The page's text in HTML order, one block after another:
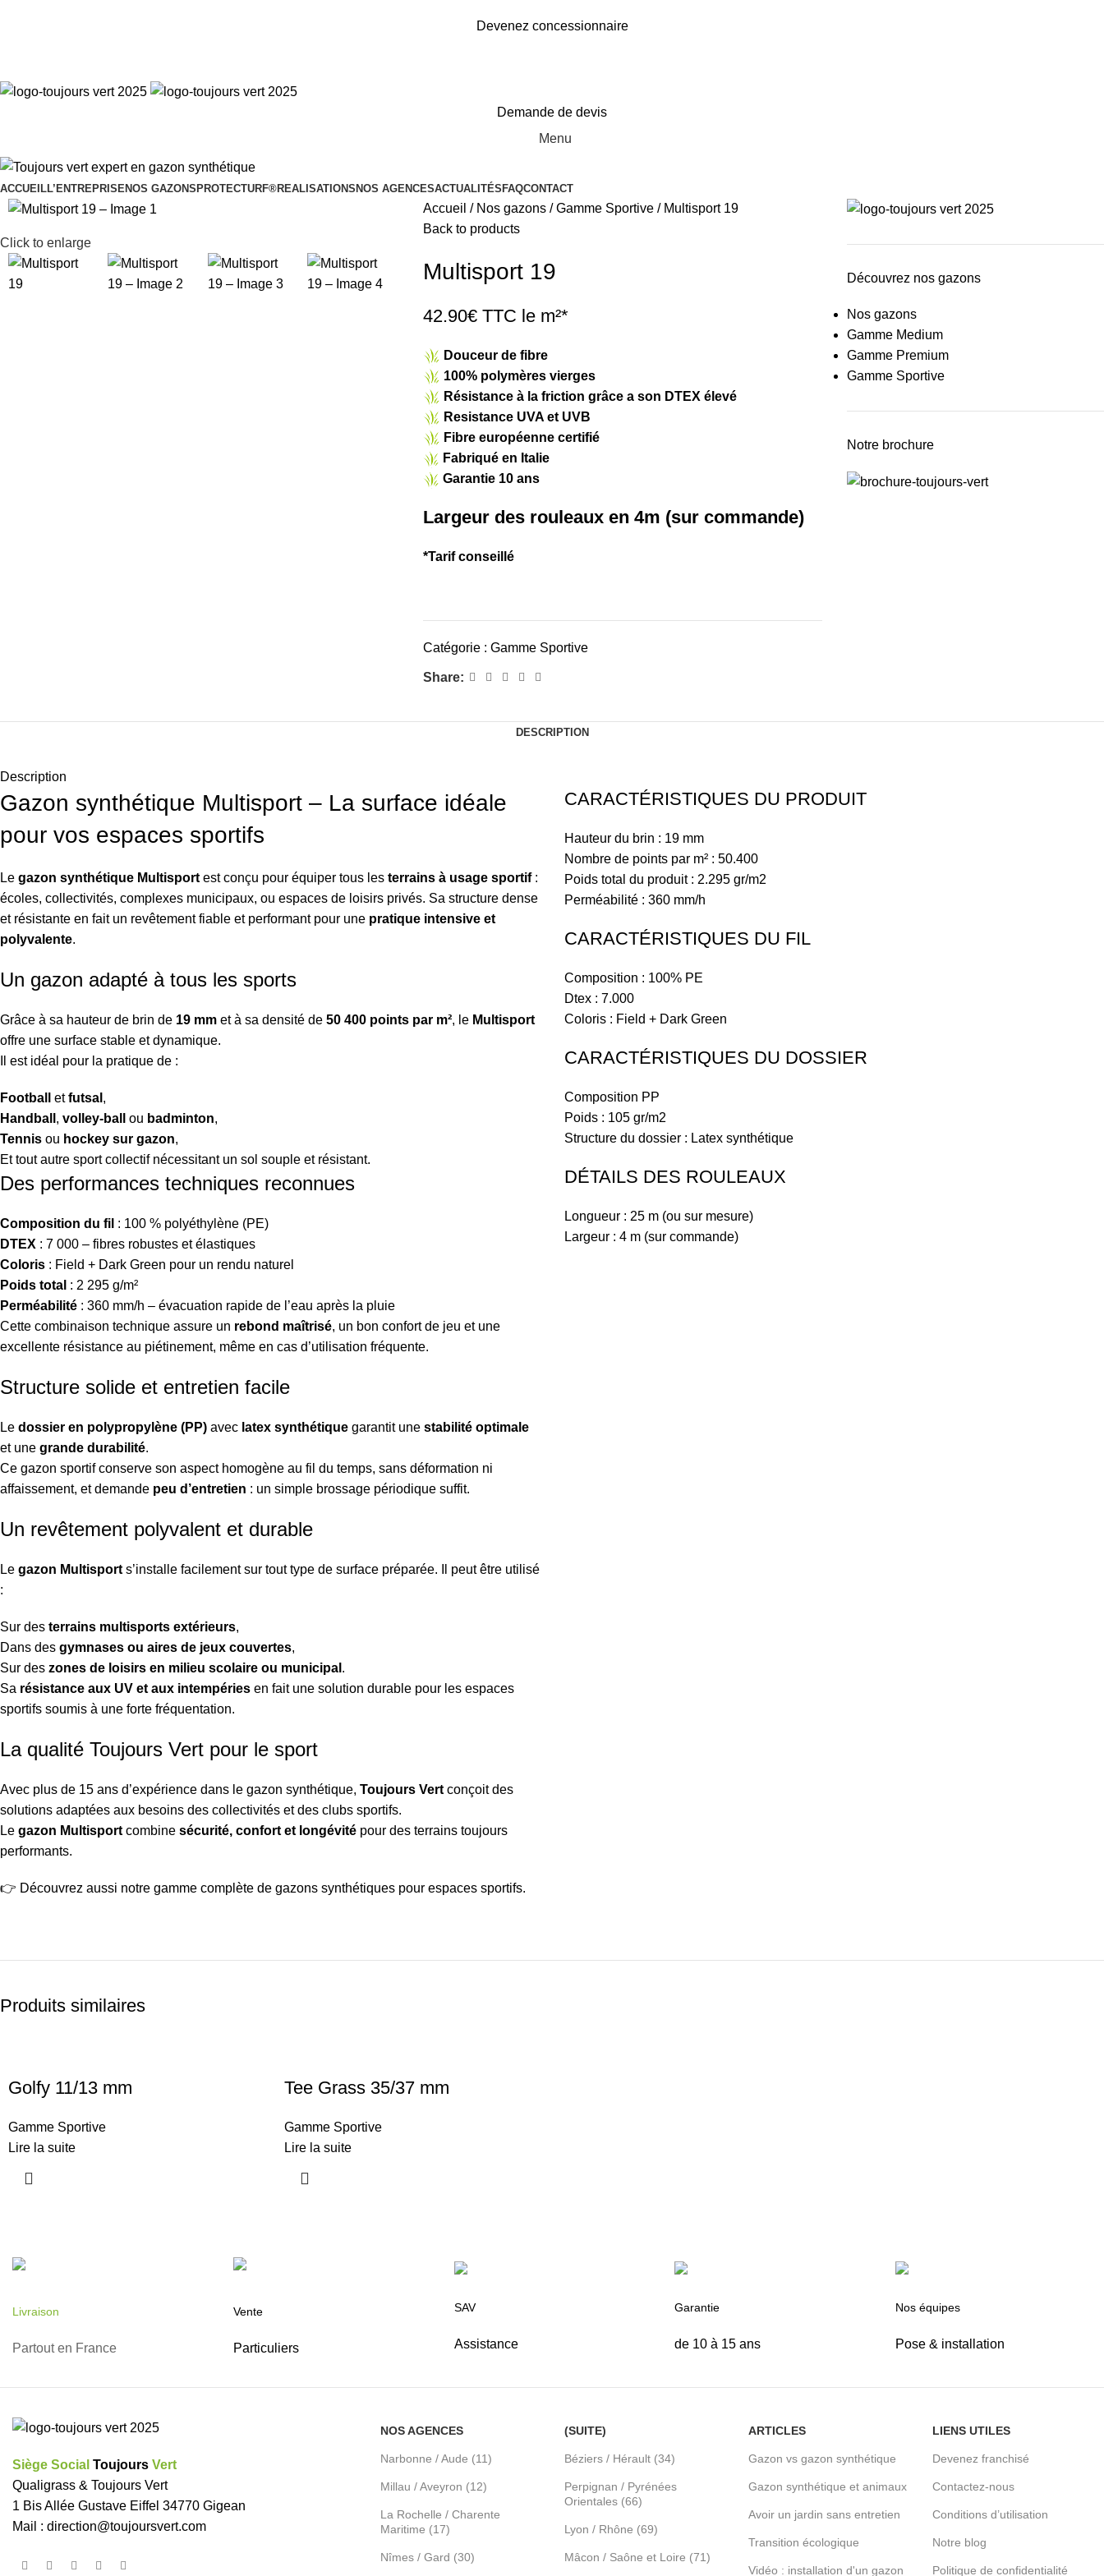
Devenez concessionnaire
Demande de devis
Menu
ACCUEILL’ENTREPRISENOS GAZONSPROTECTURF®REALISATIONSNOS AGENCESACTUALITÉSFAQCONTACT
Click to enlarge
Accueil Nos gazons Gamme Sportive Multisport 19
Back to products
Multisport 19
42.90€ TTC le m²*
Douceur de fibre
100% polymères vierges
Résistance à la friction grâce a son DTEX élevé
Resistance UVA et UVB
Fibre européenne certifié
Fabriqué en Italie
Garantie 10 ans
Largeur des rouleaux en 4m (sur commande)
*Tarif conseillé
Catégorie : Gamme Sportive
Share:
Découvrez nos gazons
Nos gazons
Gamme Medium
Gamme Premium
Gamme Sportive
Notre brochure
DESCRIPTION
Description
Gazon synthétique Multisport – La surface idéale
pour vos espaces sportifs
Le gazon synthétique Multisport est conçu pour équiper tous les terrains à usage sportif:
écoles, collectivités, complexes municipaux, ou espaces de loisirs privés. Sa structure dense
et résistante en fait un revêtement fiable et performant pour une pratique intensive et
polyvalente.
Un gazon adapté à tous les sports
Grâce à sa hauteur de brin de 19 mm et à sa densité de 50 400 points par m², le Multisport
offre une surface stable et dynamique.
Il est idéal pour la pratique de :
Football etfutsal ,
Handball , volley-ball ou badminton,
Tennis ou hockey sur gazon,
Et tout autre sport collectif nécessitant un sol souple et résistant.
Des performances techniques reconnues
Composition du fil : 100 % polyéthylène (PE)
DTEX : 7 000 – fibres robustes et élastiques
Coloris : Field + Dark Green pour un rendu naturel
Poids total : 2 295 g/m²
Perméabilité : 360 mm/h – évacuation rapide de l’eau après la pluie
Cette combinaison technique assure un rebond maîtrisé, un bon confort de jeu et une
excellente résistance au piétinement, même en cas d’utilisation fréquente.
Structure solide et entretien facile
Le dossier en polypropylène (PP) avec latex synthétique garantit une stabilité optimale
et une grande durabilité.
Ce gazon sportif conserve son aspect homogène au fil du temps, sans déformation ni
affaissement, et demande peu d’entretien : un simple brossage périodique suffit.
Un revêtement polyvalent et durable
Le gazon Multisport s’installe facilement sur tout type de surface préparée. Il peut être utilisé
:
Sur des terrains multisports extérieurs,
Dans des gymnases ou aires de jeux couvertes,
Sur des zones de loisirs en milieu scolaire ou municipal .
Sa résistance aux UV et aux intempéries en fait une solution durable pour les espaces
sportifs soumis à une forte fréquentation.
La qualité Toujours Vert pour le sport
Avec plus de 15 ans d’expérience dans le gazon synthétique, Toujours Vert conçoit des
solutions adaptées aux besoins des collectivités et des clubs sportifs.
Le gazon Multisport combine sécurité, confort et longévité pour des terrains toujours
performants.
👉 Découvrez aussi notre gamme complète de gazons synthétiques pour espaces sportifs.
CARACTÉRISTIQUES DU PRODUIT
Hauteur du brin : 19 mm
Nombre de points par m² : 50.400
Poids total du produit : 2.295 gr/m2
Perméabilité : 360 mm/h
CARACTÉRISTIQUES DU FIL
Composition : 100% PE
Dtex : 7.000
Coloris : Field + Dark Green
CARACTÉRISTIQUES DU DOSSIER
Composition PP
Poids : 105 gr/m2
Structure du dossier : Latex synthétique
DÉTAILS DES ROULEAUX
Longueur : 25 m (ou sur mesure)
Largeur : 4 m (sur commande)
Produits similaires
Golfy 11/13 mm
Gamme Sportive
Lire la suite
Tee Grass 35/37 mm
Gamme Sportive
Lire la suite
Livraison
Partout en France
Vente
Particuliers
SAV
Assistance
Garantie
de 10 à 15 ans
Nos équipes
Pose & installation
Siège Social Toujours Vert
Qualigrass & Toujours Vert
1 Bis Allée Gustave Eiffel 34770 Gigean
Mail : direction@toujoursvert.com
NOS AGENCES
Narbonne / Aude (11)
Millau / Aveyron (12)
La Rochelle / Charente
Maritime (17)
Nîmes / Gard (30)
(SUITE)
Béziers / Hérault (34)
Perpignan / Pyrénées
Orientales (66)
Lyon / Rhône (69)
Mâcon / Saône et Loire (71)
ARTICLES
Gazon vs gazon synthétique
Gazon synthétique et animaux
Avoir un jardin sans entretien
Transition écologique
Vidéo : installation d'un gazon
LIENS UTILES
Devenez franchisé
Contactez-nous
Conditions d’utilisation
Notre blog
Politique de confidentialité